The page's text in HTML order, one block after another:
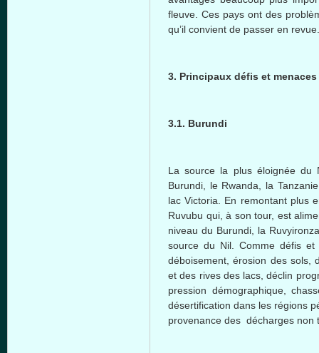
fleuve. Ces pays ont des
qu’il convient de passer en revue.
3. Principaux défis et
3.1. Burundi
La source la plus éloignée du
Burundi, le Rwanda, la
lac Victoria. En remontant plus
Ruvubu qui, à son tour, est
niveau du Burundi, la
source du Nil. Comme défis
déboisement, érosion des sols,
et des rives des lacs, déclin
pression démographique,
désertification dans les régions
provenance des décharges non